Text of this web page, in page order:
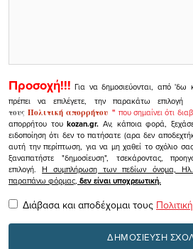
Προσοχή!!! Για να δημοσιεύονται, από 'δω
πρέπει να επιλέγετε, την παρακάτω επιλογή
τουςΠολιτική απορρήτου" που σημαίνει ότι
απορρήτου τουkozan.gr. Αν, κάποια φορά,
ειδοποίηση ότι δεν το πατήσατε (αρα δεν
αυτή την περίπτωση, για να μη χαθεί το σχόλιο
ξαναπατήστε "δημοσίευση", τσεκάροντας,
επιλογή.Η συμπλήρωση των πεδίων όνομα, Ηλ.
παραπάνω φόρμας, δεν είναι υποχρεωτική.
Διάβασα και αποδέχομαι τους